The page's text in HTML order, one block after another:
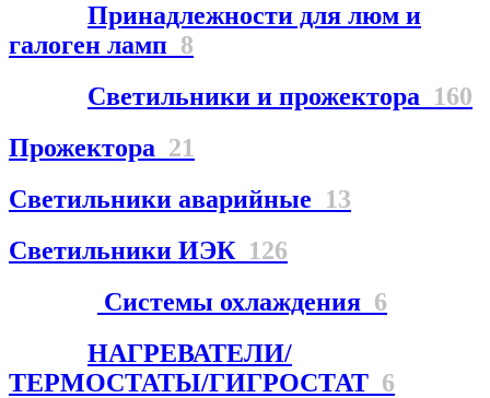
Принадлежности для люм и
галоген ламп 8
Светильники и прожектора 160
Прожектора 21
Светильники аварийные 13
Светильники ИЭК 126
Системы охлаждения 6
НАГРЕВАТЕЛИ/
ТЕРМОСТАТЫ/ГИГРОСТАТ 6